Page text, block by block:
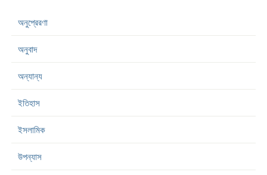
অনুপ্রেরণা
অনুবাদ
অন্যান্য
ইতিহাস
ইসলামিক
উপন্যাস